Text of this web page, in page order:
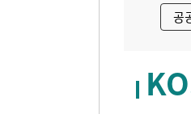
공